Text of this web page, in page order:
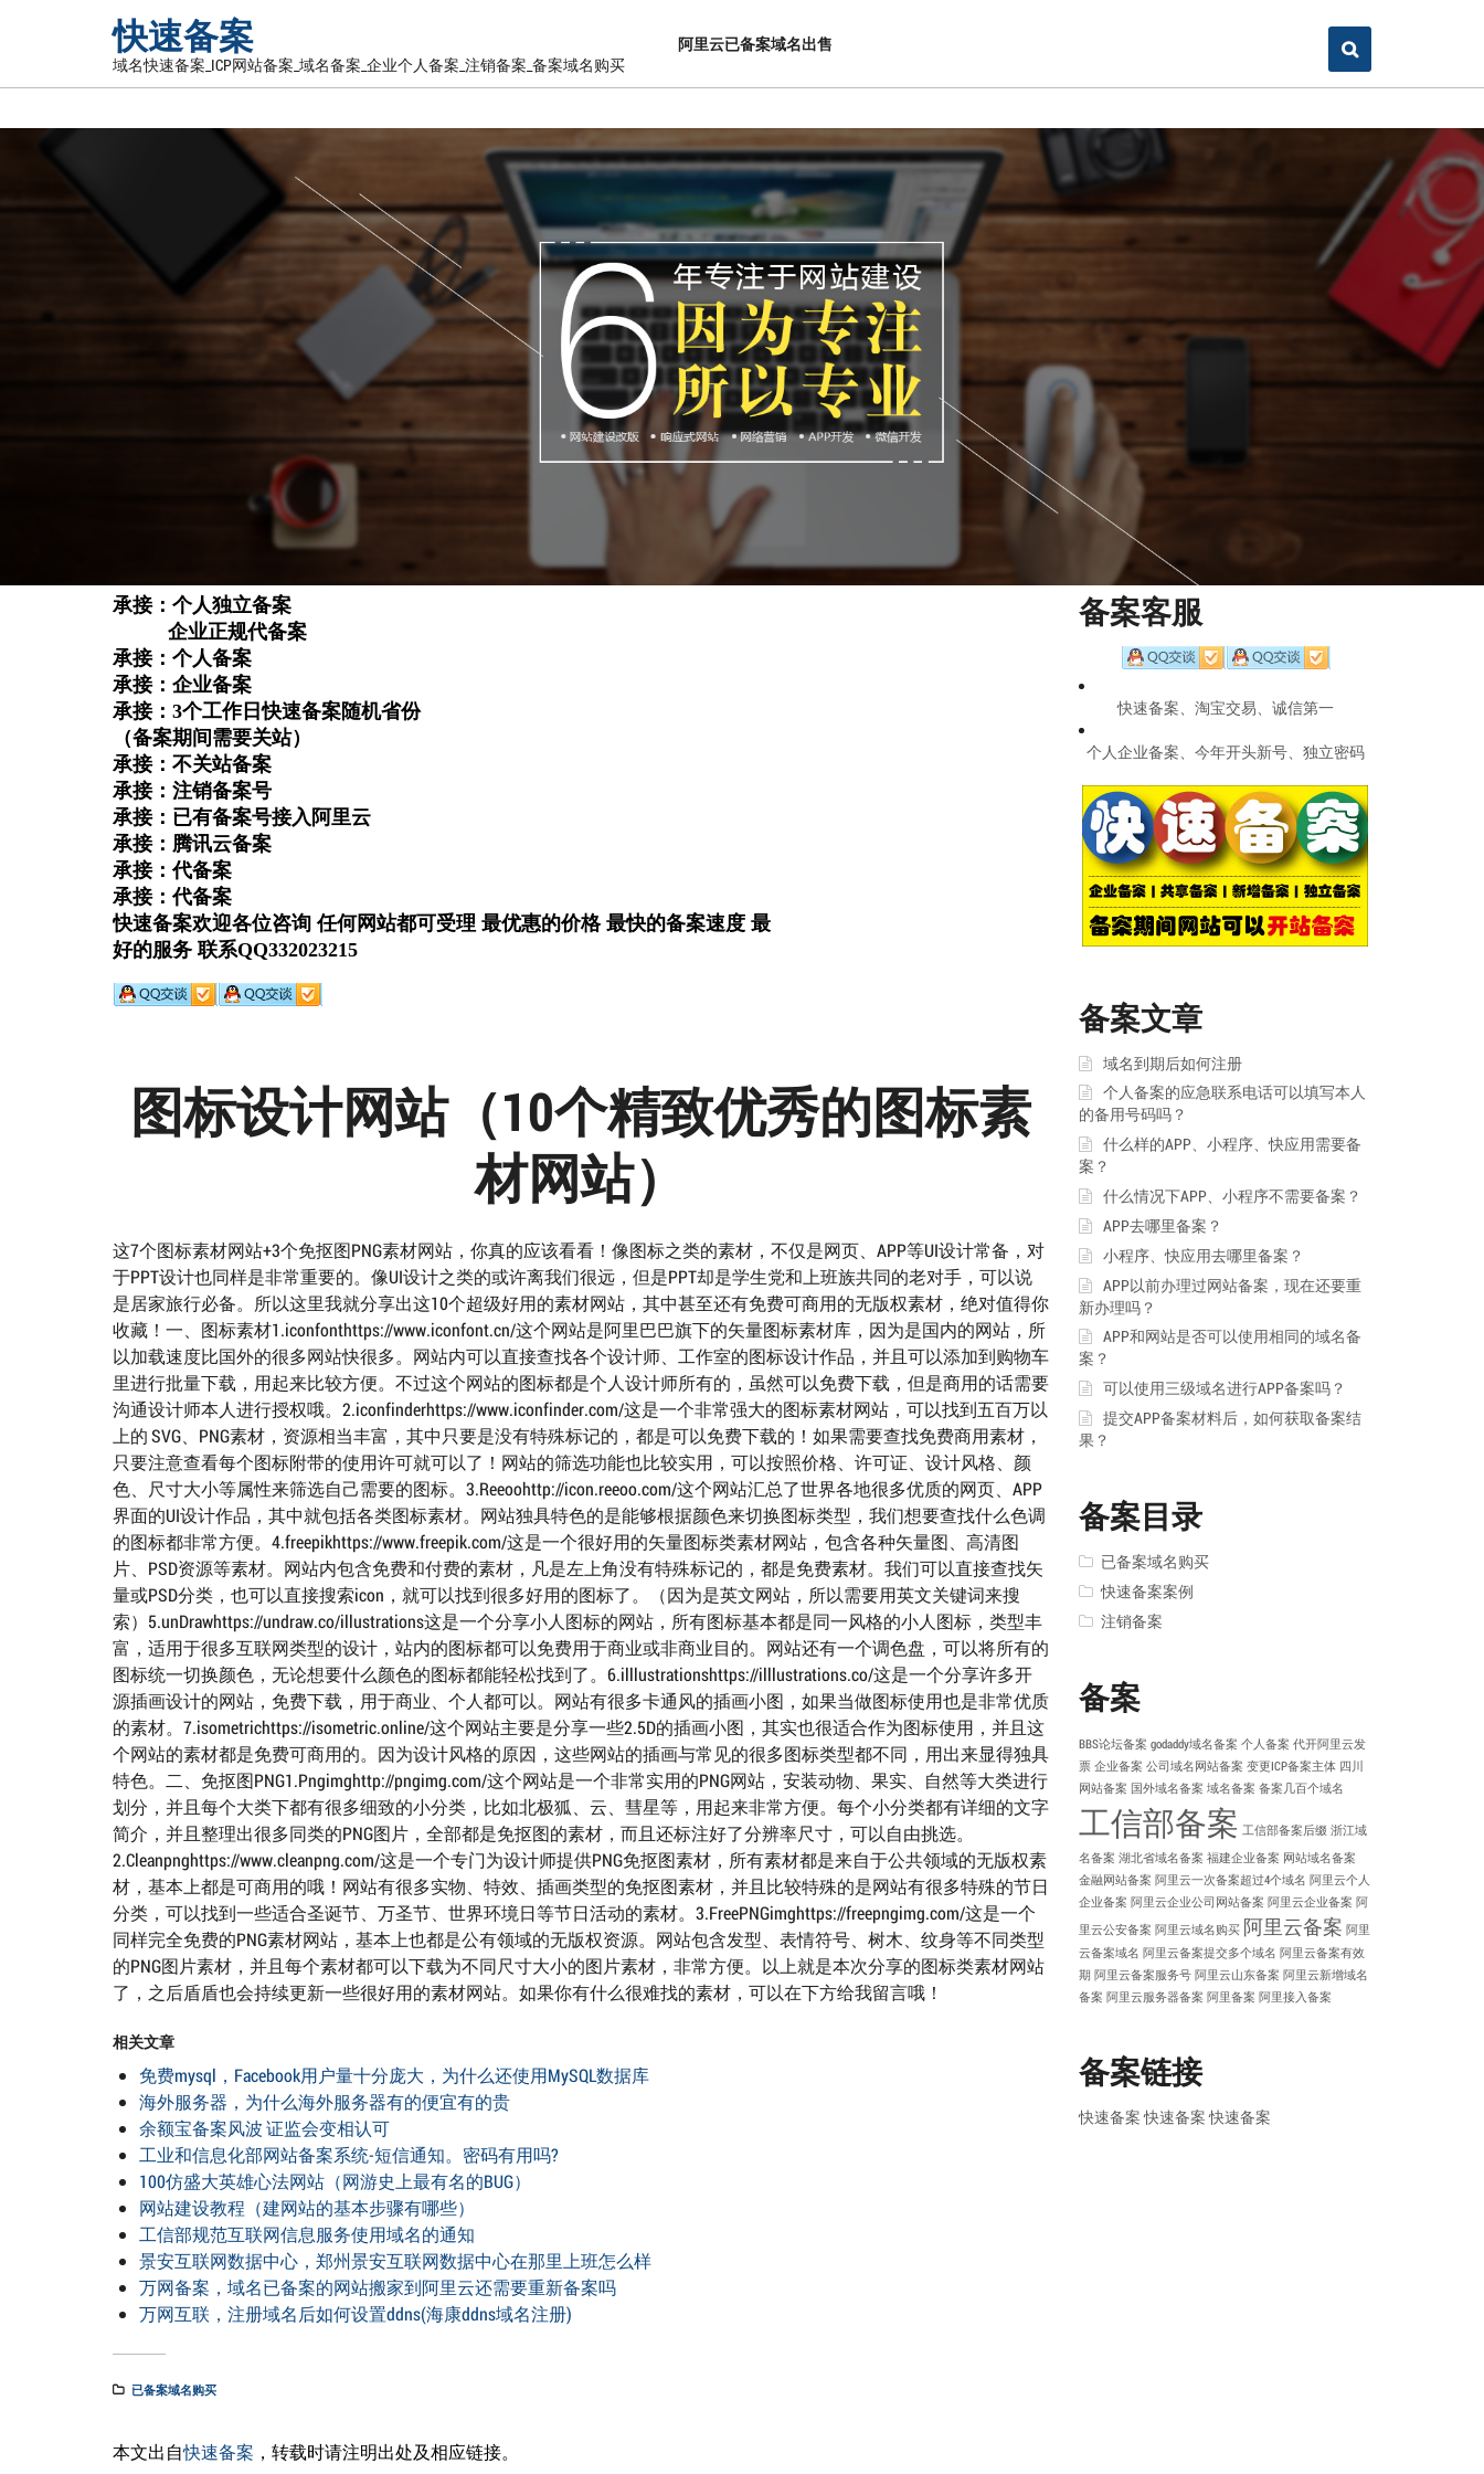
快速备案
域名快速备案_ICP网站备案_域名备案_企业个人备案_注销备案_备案域名购买
阿里云已备案域名出售
图标设计网站（10个精致优秀的图标素
材网站）
这7个图标素材网站+3个免抠图PNG素材网站，你真的应该看看！像图标之类的素材，不仅是网页、APP等UI设计常备，对
于PPT设计也同样是非常重要的。像UI设计之类的或许离我们很远，但是PPT却是学生党和上班族共同的老对手，可以说
是居家旅行必备。所以这里我就分享出这10个超级好用的素材网站，其中甚至还有免费可商用的无版权素材，绝对值得你
收藏！一、图标素材1.iconfonthttps://www.iconfont.cn/这个网站是阿里巴巴旗下的矢量图标素材库，因为是国内的网站，所
以加载速度比国外的很多网站快很多。网站内可以直接查找各个设计师、工作室的图标设计作品，并且可以添加到购物车
里进行批量下载，用起来比较方便。不过这个网站的图标都是个人设计师所有的，虽然可以免费下载，但是商用的话需要
沟通设计师本人进行授权哦。2.iconfinderhttps://www.iconfinder.com/这是一个非常强大的图标素材网站，可以找到五百万以
上的 SVG、PNG素材，资源相当丰富，其中只要是没有特殊标记的，都是可以免费下载的！如果需要查找免费商用素材，
只要注意查看每个图标附带的使用许可就可以了！网站的筛选功能也比较实用，可以按照价格、许可证、设计风格、颜
色、尺寸大小等属性来筛选自己需要的图标。3.Reeoohttp://icon.reeoo.com/这个网站汇总了世界各地很多优质的网页、APP
界面的UI设计作品，其中就包括各类图标素材。网站独具特色的是能够根据颜色来切换图标类型，我们想要查找什么色调
的图标都非常方便。4.freepikhttps://www.freepik.com/这是一个很好用的矢量图标类素材网站，包含各种矢量图、高清图
片、PSD资源等素材。网站内包含免费和付费的素材，凡是左上角没有特殊标记的，都是免费素材。我们可以直接查找矢
量或PSD分类，也可以直接搜索icon，就可以找到很多好用的图标了。（因为是英文网站，所以需要用英文关键词来搜
索）5.unDrawhttps://undraw.co/illustrations这是一个分享小人图标的网站，所有图标基本都是同一风格的小人图标，类型丰
富，适用于很多互联网类型的设计，站内的图标都可以免费用于商业或非商业目的。网站还有一个调色盘，可以将所有的
图标统一切换颜色，无论想要什么颜色的图标都能轻松找到了。6.illlustrationshttps://illlustrations.co/这是一个分享许多开
源插画设计的网站，免费下载，用于商业、个人都可以。网站有很多卡通风的插画小图，如果当做图标使用也是非常优质
的素材。7.isometrichttps://isometric.online/这个网站主要是分享一些2.5D的插画小图，其实也很适合作为图标使用，并且这
个网站的素材都是免费可商用的。因为设计风格的原因，这些网站的插画与常见的很多图标类型都不同，用出来显得独具
特色。二、免抠图PNG1.Pngimghttp://pngimg.com/这个网站是一个非常实用的PNG网站，安装动物、果实、自然等大类进行
划分，并且每个大类下都有很多细致的小分类，比如北极狐、云、彗星等，用起来非常方便。每个小分类都有详细的文字
简介，并且整理出很多同类的PNG图片，全部都是免抠图的素材，而且还标注好了分辨率尺寸，可以自由挑选。
2.Cleanpnghttps://www.cleanpng.com/这是一个专门为设计师提供PNG免抠图素材，所有素材都是来自于公共领域的无版权素
材，基本上都是可商用的哦！网站有很多实物、特效、插画类型的免抠图素材，并且比较特殊的是网站有很多特殊的节日
分类，可以找到一些适合圣诞节、万圣节、世界环境日等节日活动的素材。3.FreePNGimghttps://freepngimg.com/这是一个
同样完全免费的PNG素材网站，基本上也都是公有领域的无版权资源。网站包含发型、表情符号、树木、纹身等不同类型
的PNG图片素材，并且每个素材都可以下载为不同尺寸大小的图片素材，非常方便。以上就是本次分享的图标类素材网站
了，之后盾盾也会持续更新一些很好用的素材网站。如果你有什么很难找的素材，可以在下方给我留言哦！
相关文章
免费mysql，Facebook用户量十分庞大，为什么还使用MySQL数据库
海外服务器，为什么海外服务器有的便宜有的贵
余额宝备案风波 证监会变相认可
工业和信息化部网站备案系统-短信通知。密码有用吗?
100仿盛大英雄心法网站（网游史上最有名的BUG）
网站建设教程（建网站的基本步骤有哪些）
工信部规范互联网信息服务使用域名的通知
景安互联网数据中心，郑州景安互联网数据中心在那里上班怎么样
万网备案，域名已备案的网站搬家到阿里云还需要重新备案吗
万网互联，注册域名后如何设置ddns(海康ddns域名注册)
已备案域名购买
本文出自快速备案 ，转载时请注明出处及相应链接。
备案客服
快速备案、淘宝交易、诚信第一
个人企业备案、今年开头新号、独立密码
备案文章
域名到期后如何注册
个人备案的应急联系电话可以填写本人
的备用号码吗？
什么样的APP、小程序、快应用需要备
案？
什么情况下APP、小程序不需要备案？
APP去哪里备案？
小程序、快应用去哪里备案？
APP以前办理过网站备案，现在还要重
新办理吗？
APP和网站是否可以使用相同的域名备
案？
可以使用三级域名进行APP备案吗？
提交APP备案材料后，如何获取备案结
果？
备案目录
已备案域名购买
快速备案案例
注销备案
备案
BBS论坛备案 godaddy域名备案 个人备案 代开阿里云发
票 企业备案 公司域名网站备案 变更ICP备案主体 四川
网站备案 国外域名备案 域名备案 备案几百个域名
工信部备案 工信部备案后缀 浙江域
名备案 湖北省域名备案 福建企业备案 网站域名备案
金融网站备案 阿里云一次备案超过4个域名 阿里云个人
企业备案 阿里云企业公司网站备案 阿里云企业备案 阿
里云公安备案 阿里云域名购买 阿里云备案 阿里
云备案域名 阿里云备案提交多个域名 阿里云备案有效
期 阿里云备案服务号 阿里云山东备案 阿里云新增域名
备案 阿里云服务器备案 阿里备案 阿里接入备案
备案链接
快速备案 快速备案 快速备案